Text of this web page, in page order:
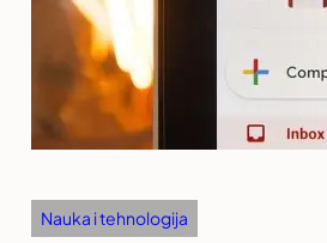
Nauka i tehnologija